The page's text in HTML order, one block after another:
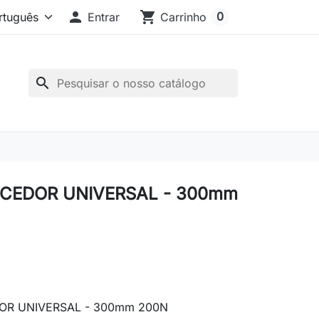
 Entrar shopping_cart Carrinho 0
search
UNIVERSAL - 300mm
UNIVERSAL - 300mm 200N